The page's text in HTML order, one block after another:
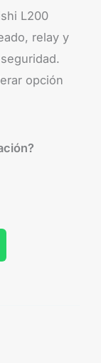
L200
relay y
opción